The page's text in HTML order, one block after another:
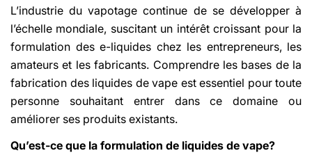
L’industrie du vapotage continue de se développer à
l’échelle mondiale, suscitant un intérêt croissant pour la
formulation des e-liquides chez les entrepreneurs, les
amateurs et les fabricants. Comprendre les bases de la
fabrication des liquides de vape est essentiel pour toute
personne souhaitant entrer dans ce domaine ou
améliorer ses produits existants.
Qu’est-ce que la formulation de liquides de vape?